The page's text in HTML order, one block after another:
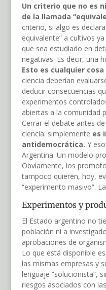
Un criterio que no es
de la llamada
criterio, si algo es
equivalente” a cultivos
que sea estudiado en
negativas. Es decir, una
Esto es cualquier
ciencia deberían
deducir consecuencias
experimentos
abiertas a la comunidad
Cerrar el debate antes
ciencia: simplemente es
antidemocrática. Y
Argentina. Un modelo
Obviamente, los
tampoco quieren, hoy,
“experimento masivo”.
Experimentos y
El Estado argentino no
población ni a
aprobaciones de
Lo que está disponible
las mismas empresas y
lenguaje “solucionista”,
riesgos asociados con